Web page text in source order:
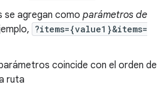
se agregan como parámetros de
?items={value1}&items=
coincide con el orden de
ruta